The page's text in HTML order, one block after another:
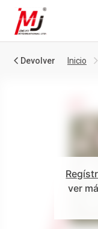
Devolver Inicio
ver